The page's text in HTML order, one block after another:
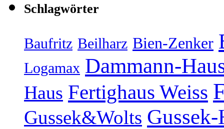
Schlagwörter
Baufritz Beilharz Bien-Zenker
Logamax Dammann-
Haus Fertighaus Weiss
Gussek&Wolts Gussek-